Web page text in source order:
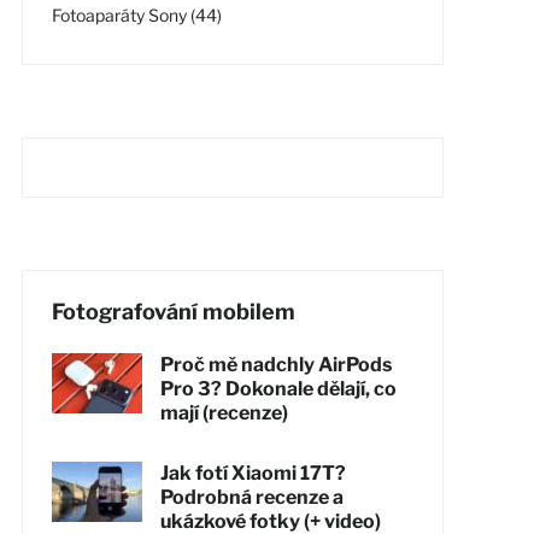
Fotoaparáty Sony (44)
Fotografování mobilem
Proč mě nadchly AirPods
Pro 3? Dokonale dělají, co
mají (recenze)
Jak fotí Xiaomi 17T?
Podrobná recenze a
ukázkové fotky (+ video)